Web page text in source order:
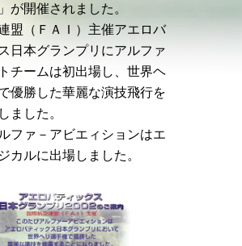
が開催されました。
盟（ＦＡＩ）主催アエロバ
日本グランプリにアルファ
チームは初出場し、世界ヘ
優勝した華麗な演技飛行を
ました。
ファ－アビエィションはエ
カルに出場しました。